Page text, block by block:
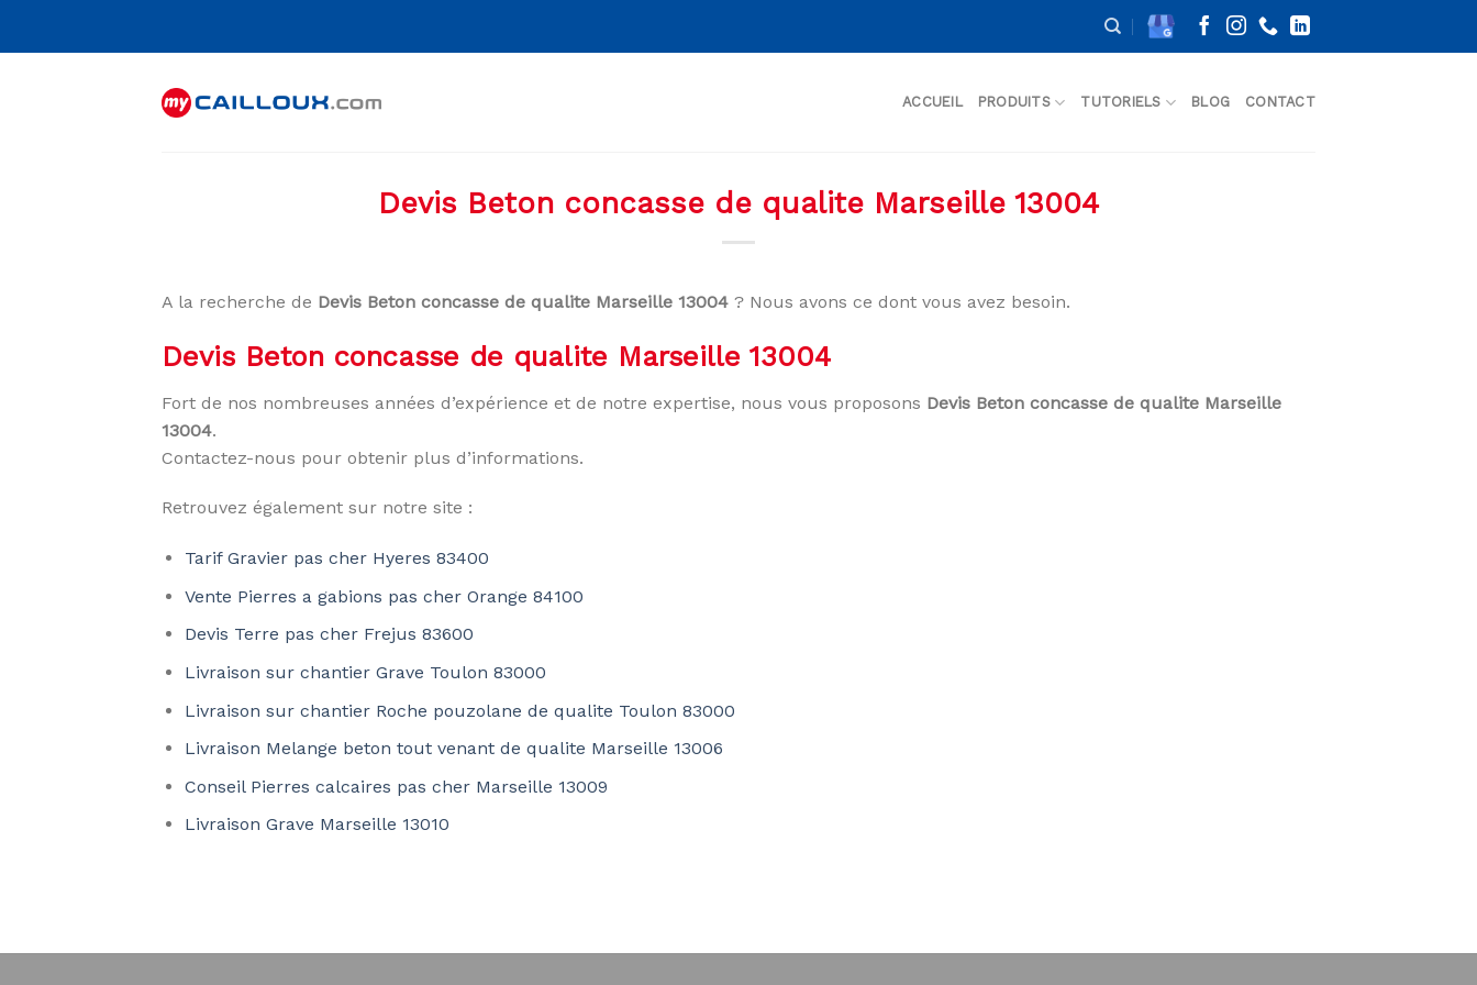
ACCUEIL PRODUITS TUTORIELS BLOG CONTACT
Devis Beton concasse de qualite Marseille 13004
A la recherche de Devis Beton concasse de qualite Marseille 13004 ? Nous avons ce dont vous avez besoin.
Devis Beton concasse de qualite Marseille 13004
Fort de nos nombreuses années d’expérience et de notre expertise, nous vous proposons Devis Beton concasse de qualite Marseille
13004.
Contactez-nous pour obtenir plus d’informations.
Retrouvez également sur notre site :
Tarif Gravier pas cher Hyeres 83400
Vente Pierres a gabions pas cher Orange 84100
Devis Terre pas cher Frejus 83600
Livraison sur chantier Grave Toulon 83000
Livraison sur chantier Roche pouzolane de qualite Toulon 83000
Livraison Melange beton tout venant de qualite Marseille 13006
Conseil Pierres calcaires pas cher Marseille 13009
Livraison Grave Marseille 13010